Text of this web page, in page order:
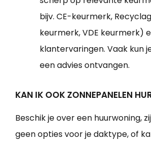
bijv. CE-keurmerk,
keurmerk, VDE keurmerk)
klantervaringen. Vaak kun
een advies ontvangen.
KAN IK OOK ZONNEPANELEN
Beschik je over een huurwoning,
geen opties voor je daktype, of